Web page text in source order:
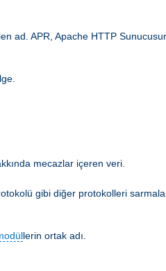
APR, Apache HTTP
mecazlar içeren veri.
gibi diğer protokolleri
lerin ortak adı.